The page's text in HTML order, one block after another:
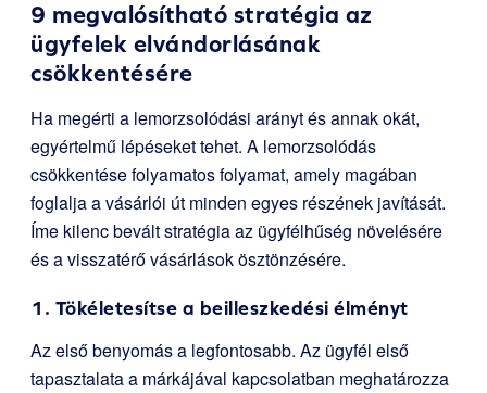
9 megvalósítható stratégia az
ügyfelek elvándorlásának
csökkentésére
Ha megérti a lemorzsolódási arányt és annak okát,
egyértelmű lépéseket tehet. A lemorzsolódás
csökkentése folyamatos folyamat, amely magában
foglalja a vásárlói út minden egyes részének javítását.
Íme kilenc bevált stratégia az ügyfélhűség növelésére
és a visszatérő vásárlások ösztönzésére.
1. Tökéletesítse a beilleszkedési élményt
Az első benyomás a legfontosabb. Az ügyfél első
tapasztalata a márkájával kapcsolatban meghatározza